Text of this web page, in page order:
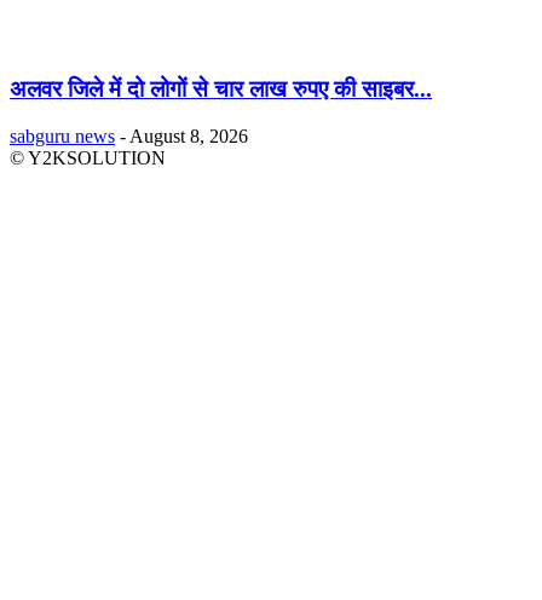
अलवर जिले में दो लोगों से चार लाख रुपए की साइबर...
sabguru news - August 8, 2026
© Y2KSOLUTION